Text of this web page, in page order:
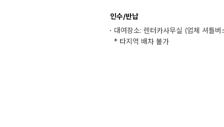
인수/반납
대여장소: 렌터카사무실 (업체 셔틀
* 타지역 배차 불가